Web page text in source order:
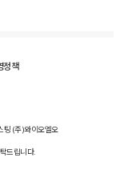
정책
팅 (주)와이오엘오
드립니다.